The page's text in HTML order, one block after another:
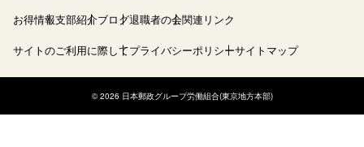
お得情報支部紹介ブログ退職者の会関連リンク
サイトのご利用に際してプライバシーポリシーサイトマップ
© 2026 日本郵政グループ労働組合(東京地方本部)